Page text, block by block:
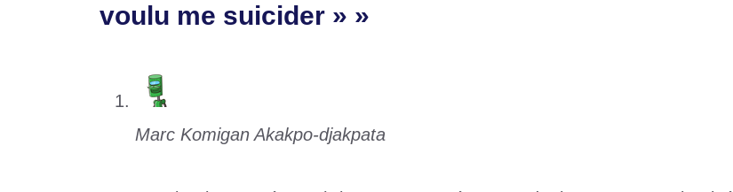
voulu me suicider » »
Marc Komigan Akakpo-djakpata